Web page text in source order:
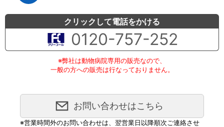
クリックして電話をかける
0120-757-252
※弊社は動物病院専用の販売なので、
一般の方への販売は行なっておりません。
お問い合わせはこちら
※営業時間外のお問い合わせは、翌営業日以降順次ご連絡させ